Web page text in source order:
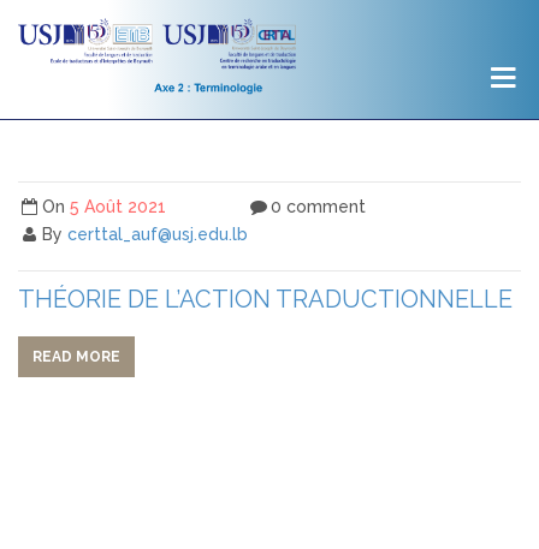
On 5 Août 2021
By certtal_auf@usj.edu.lb
0 comment
THÉORIE DE L’ACTION TRADUCTIONNELLE
READ MORE